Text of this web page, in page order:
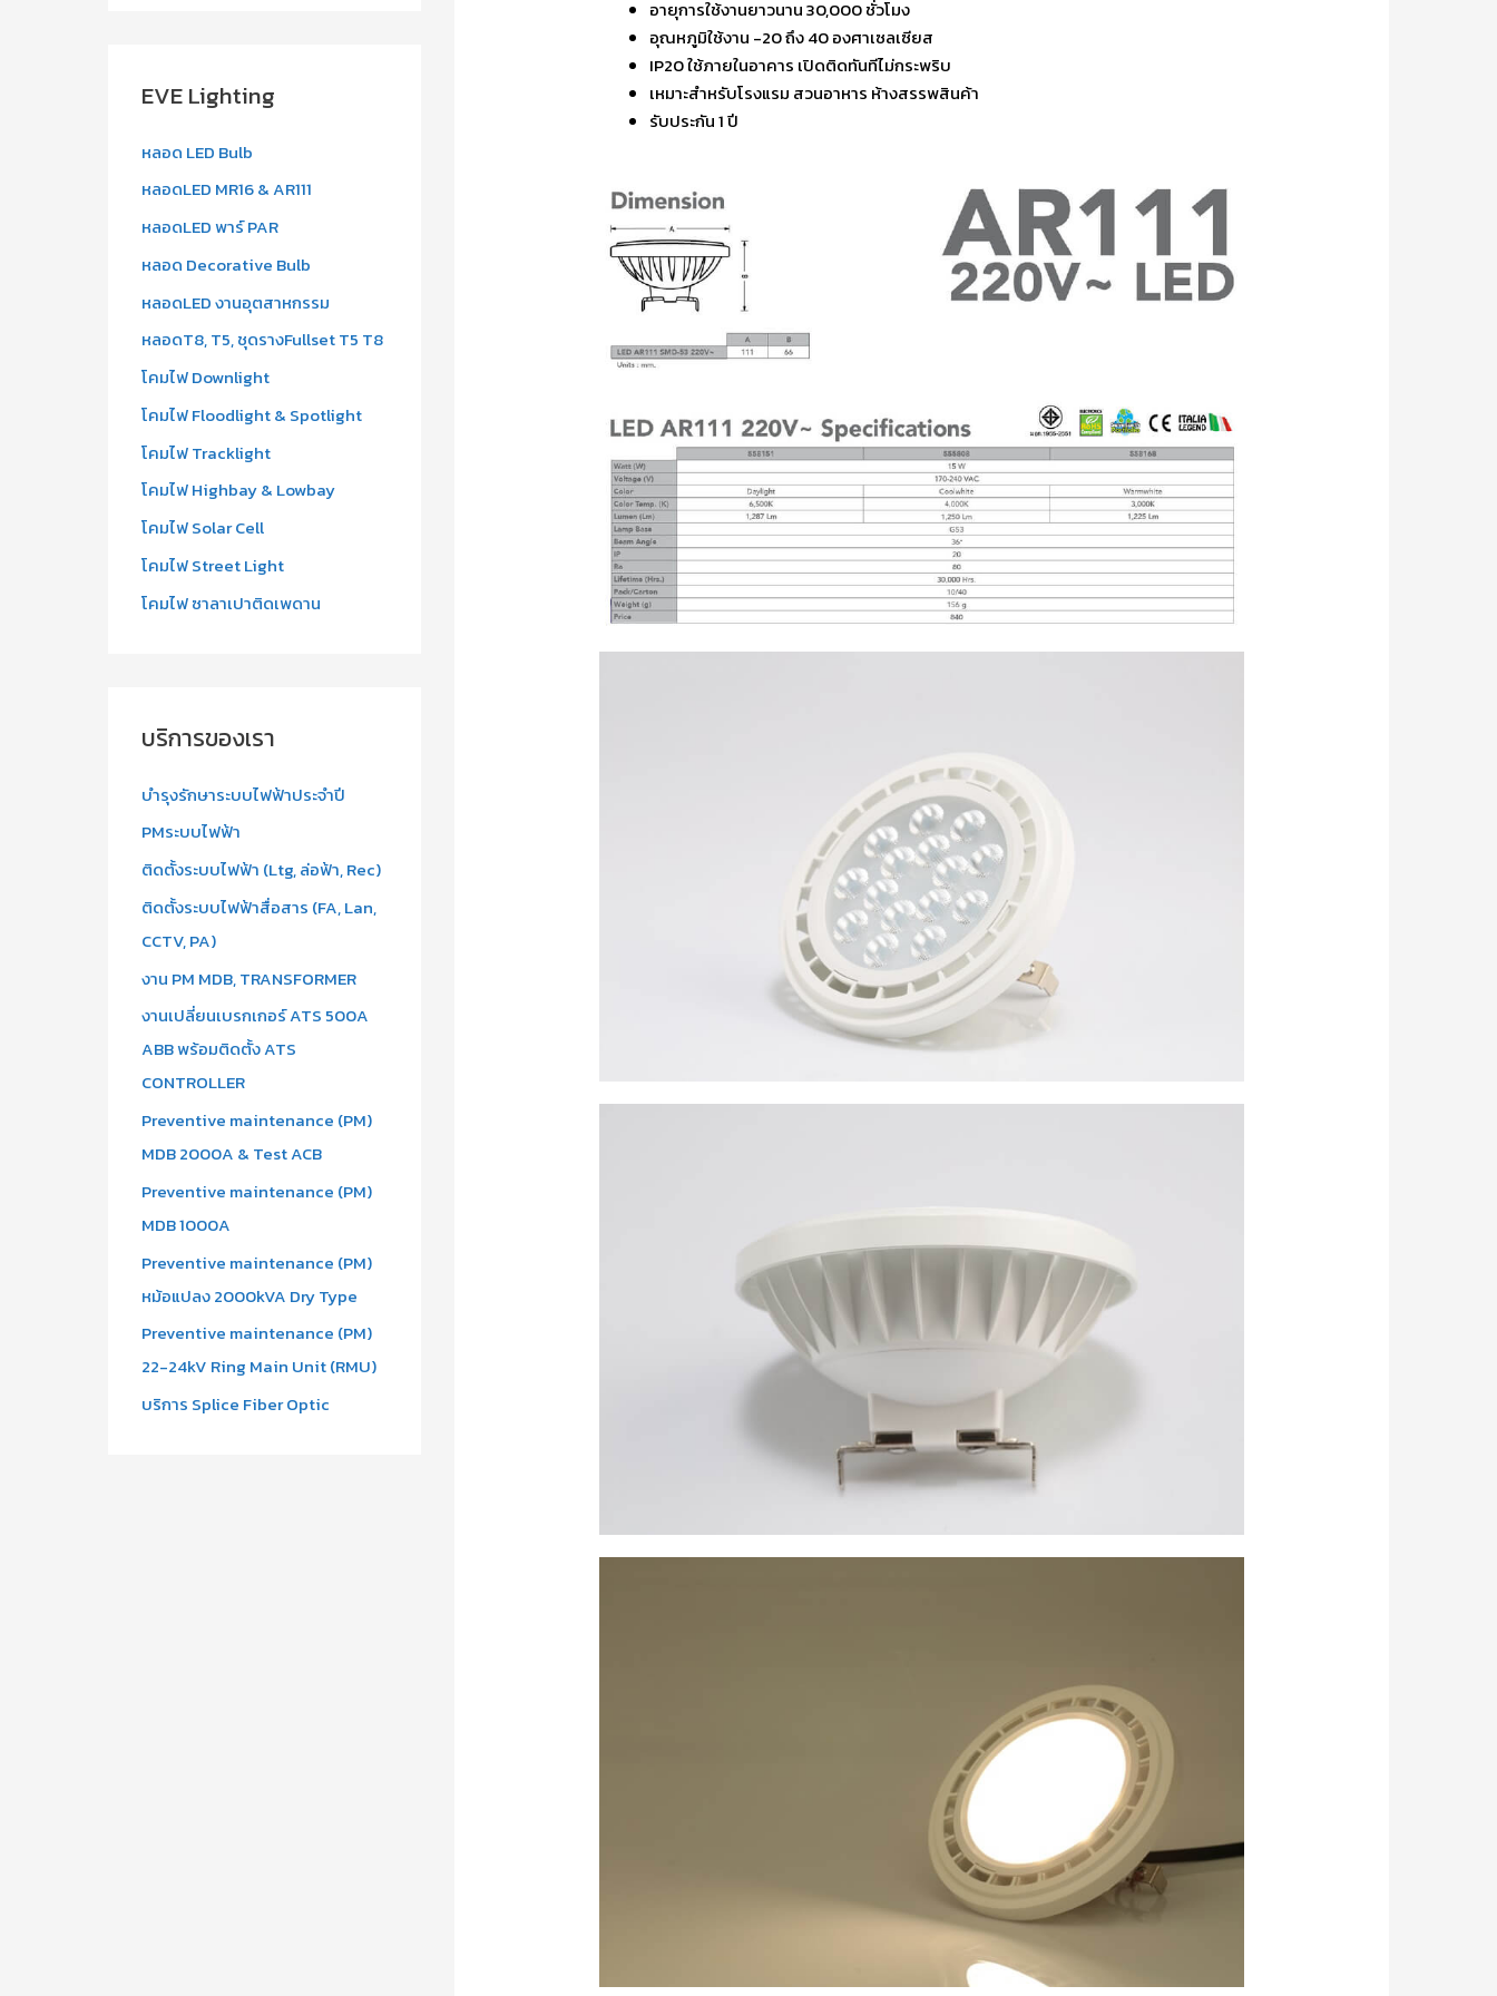
c
f
o
r
EVE Lighting
หลอด LED Bulb
หลอดLED MR16 & AR111
หลอดLED พาร์ PAR
หลอด Decorative Bulb
หลอดLED งานอุตสาหกรรม
หลอดT8, T5, ชุดรางFullset T5 T8
โคมไฟ Downlight
โคมไฟ Floodlight & Spotlight
โคมไฟ Tracklight
โคมไฟ Highbay & Lowbay
โคมไฟ Solar Cell
โคมไฟ Street Light
โคมไฟ ซาลาเปาติดเพดาน
บริการของเรา
บำรุงรักษาระบบไฟฟ้าประจำปี
PMระบบไฟฟ้า
ติดตั้งระบบไฟฟ้า (Ltg, ล่อฟ้า, Rec)
ติดตั้งระบบไฟฟ้าสื่อสาร (FA, Lan,
CCTV, PA)
งาน PM MDB, TRANSFORMER
งานเปลี่ยนเบรกเกอร์ ATS 500A
ABB พร้อมติดตั้ง ATS
CONTROLLER
Preventive maintenance (PM)
MDB 2000A & Test ACB
Preventive maintenance (PM)
MDB 1000A
Preventive maintenance (PM)
หม้อแปลง 2000kVA Dry Type
Preventive maintenance (PM)
22-24kV Ring Main Unit (RMU)
บริการ Splice Fiber Optic
อายุการใช้งานยาวนาน 30,000 ชั่วโมง
อุณหภูมิใช้งาน -20 ถึง 40 องศาเซลเซียส
IP20 ใช้ภายในอาคาร เปิดติดทันทีไม่กระพริบ
เหมาะสำหรับโรงแรม สวนอาหาร ห้างสรรพสินค้า
รับประกัน 1 ปี